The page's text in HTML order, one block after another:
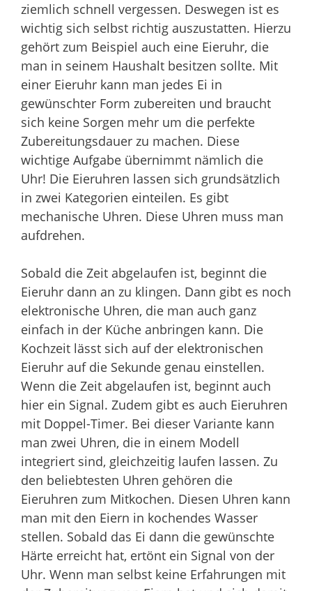
ziemlich schnell vergessen. Deswegen ist es
wichtig sich selbst richtig auszustatten. Hierzu
gehört zum Beispiel auch eine Eieruhr, die
man in seinem Haushalt besitzen sollte. Mit
einer Eieruhr kann man jedes Ei in
gewünschter Form zubereiten und braucht
sich keine Sorgen mehr um die perfekte
Zubereitungsdauer zu machen. Diese
wichtige Aufgabe übernimmt nämlich die
Uhr! Die Eieruhren lassen sich grundsätzlich
in zwei Kategorien einteilen. Es gibt
mechanische Uhren. Diese Uhren muss man
aufdrehen.
Sobald die Zeit abgelaufen ist, beginnt die
Eieruhr dann an zu klingen. Dann gibt es noch
elektronische Uhren, die man auch ganz
einfach in der Küche anbringen kann. Die
Kochzeit lässt sich auf der elektronischen
Eieruhr auf die Sekunde genau einstellen.
Wenn die Zeit abgelaufen ist, beginnt auch
hier ein Signal. Zudem gibt es auch Eieruhren
mit Doppel-Timer. Bei dieser Variante kann
man zwei Uhren, die in einem Modell
integriert sind, gleichzeitig laufen lassen. Zu
den beliebtesten Uhren gehören die
Eieruhren zum Mitkochen. Diesen Uhren kann
man mit den Eiern in kochendes Wasser
stellen. Sobald das Ei dann die gewünschte
Härte erreicht hat, ertönt ein Signal von der
Uhr. Wenn man selbst keine Erfahrungen mit